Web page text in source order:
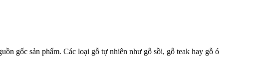
gốc sản phẩm. Các loại gỗ tự nhiên như gỗ sồi, gỗ teak hay gỗ ó